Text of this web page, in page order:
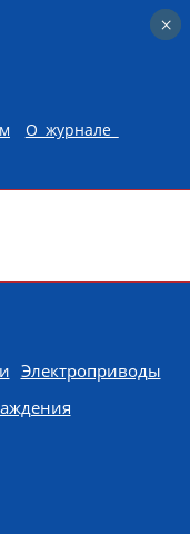
О журнале
Электроприводы
×
×